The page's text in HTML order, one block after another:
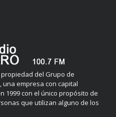
del Grupo de
una empresa con capital
1999 con el único propósito de
que utilizan alguno de los